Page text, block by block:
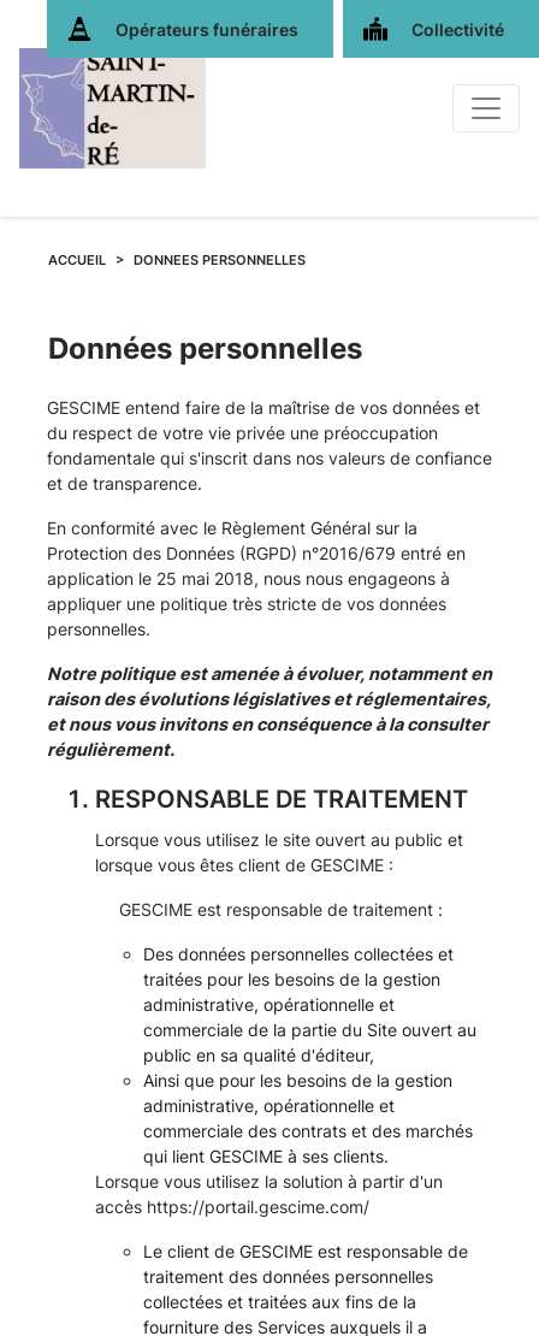
Opérateurs funéraires Collectivité
ACCUEIL DONNEES PERSONNELLES
Données personnelles
GESCIME entend faire de la maîtrise de vos données et
du respect de votre vie privée une préoccupation
fondamentale qui s'inscrit dans nos valeurs de confiance
et de transparence.
En conformité avec le Règlement Général sur la
Protection des Données (RGPD) n°2016/679 entré en
application le 25 mai 2018, nous nous engageons à
appliquer une politique très stricte de vos données
personnelles.
Notre politique est amenée à évoluer, notamment en
raison des évolutions législatives et réglementaires,
et nous vous invitons en conséquence à la consulter
régulièrement.
RESPONSABLE DE TRAITEMENT
Lorsque vous utilisez le site ouvert au public et
lorsque vous êtes client de GESCIME :
GESCIME est responsable de traitement :
Des données personnelles collectées et
traitées pour les besoins de la gestion
administrative, opérationnelle et
commerciale de la partie du Site ouvert au
public en sa qualité d'éditeur,
Ainsi que pour les besoins de la gestion
administrative, opérationnelle et
commerciale des contrats et des marchés
qui lient GESCIME à ses clients.
Lorsque vous utilisez la solution à partir d'un
accès https://portail.gescime.com/
Le client de GESCIME est responsable de
traitement des données personnelles
collectées et traitées aux fins de la
fourniture des Services auxquels il a